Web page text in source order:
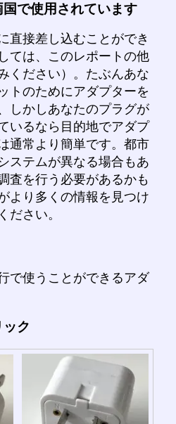
で使用されています
直接差し込むことができ
ては、このレポートの他
ください）。たぶんあな
トのためにアダプターを
しかしあなたのプラグが
いるなら目的地でアダプ
通常より簡単です。都市
ステムが異なる場合もあ
査を行う必要があるかも
より多くの情報を見つけ
ださい。
で使うことができるアダ
ク